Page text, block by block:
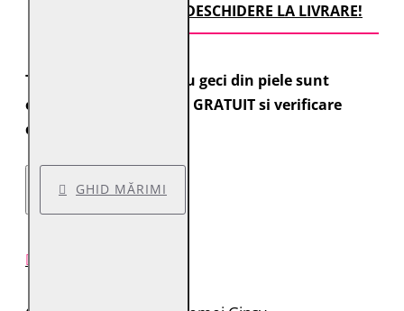
TRANSPORT CU DESCHIDERE LA LIVRARE!
Toate comenzile pentru geci din piele sunt
expediate cu transport GRATUIT si verificare
colet.
GHID MĂRIMI